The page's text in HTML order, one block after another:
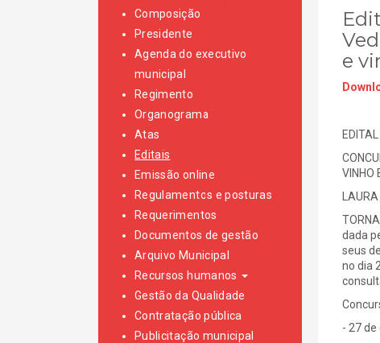
Composição
Presidente
Agenda do executivo
municipal
Regimento
Organograma
Atas
Editais
Emissão online
Regulamentos e posturas
Requerimentos
Documentos de gestão
Arquivo Municipal
Recursos humanos
Gestão da Qualidade
Contratação pública
Publicitação municipal
e
VINHO
dada
seus
no dia
- 27